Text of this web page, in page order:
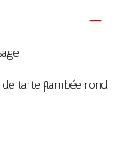
tarte flambée rond